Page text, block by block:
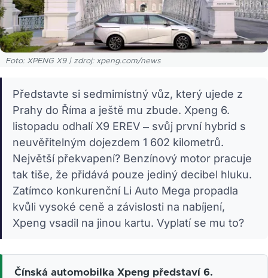
Foto: XPENG X9 | zdroj: xpeng.com/news
Představte si sedmimístný vůz, který ujede z
Prahy do Říma a ještě mu zbude. Xpeng 6.
listopadu odhalí X9 EREV – svůj první hybrid s
neuvěřitelným dojezdem 1 602 kilometrů.
Největší překvapení? Benzínový motor pracuje
tak tiše, že přidává pouze jediný decibel hluku.
Zatímco konkurenční Li Auto Mega propadla
kvůli vysoké ceně a závislosti na nabíjení,
Xpeng vsadil na jinou kartu. Vyplatí se mu to?
Čínská automobilka Xpeng představí 6.